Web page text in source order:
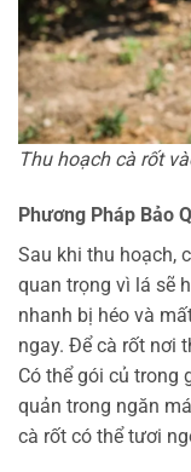
Thu hoạch cà rốt
Phương Pháp Bảo
Sau khi thu hoạch,
quan trọng vì lá sẽ
nhanh bị héo và
ngay. Để cà rốt nơi
Có thể gói củ trong
quản trong ngăn
cà rốt có thể tươi